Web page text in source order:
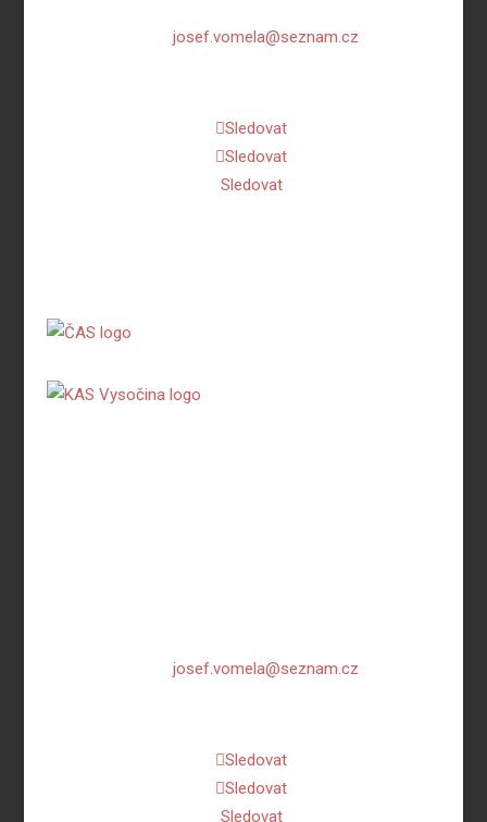
email:josef.vomela@seznam.cz
Sledovat
Sledovat
Sledovat
email:josef.vomela@seznam.cz
Sledovat
Sledovat
Sledovat